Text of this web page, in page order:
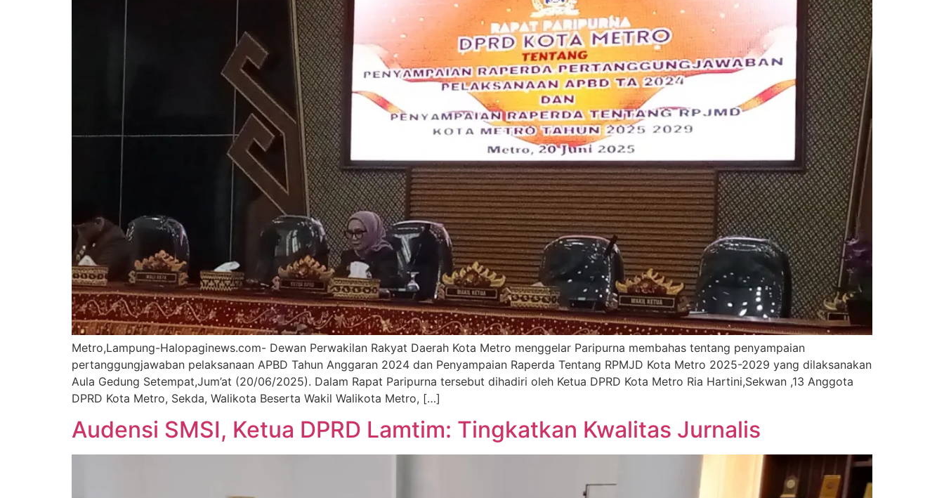
Metro,Lampung-Halopaginews.com- Dewan Perwakilan Rakyat Daerah Kota Metro menggelar Paripurna membahas tentang penyampaian
pertanggungjawaban pelaksanaan APBD Tahun Anggaran 2024 dan Penyampaian Raperda Tentang RPMJD Kota Metro 2025-2029 yang dilaksanakan
Aula Gedung Setempat,Jum’at (20/06/2025). Dalam Rapat Paripurna tersebut dihadiri oleh Ketua DPRD Kota Metro Ria Hartini,Sekwan ,13 Anggota
DPRD Kota Metro, Sekda, Walikota Beserta Wakil Walikota Metro, […]
Audensi SMSI, Ketua DPRD Lamtim: Tingkatkan Kwalitas Jurnalis